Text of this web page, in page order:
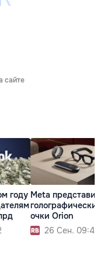
сайте
году Meta
голографические
очки Orion
26 Сен. 09:43